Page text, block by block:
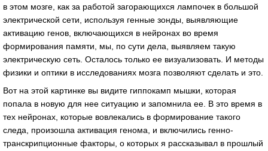
в этом мозге, как за работой загорающихся лампочек в большой
электрической сети, используя генные зонды, выявляющие
активацию генов, включающихся в нейронах во время
формирования памяти, мы, по сути дела, выявляем такую
электрическую сеть. Осталось только ее визуализовать. И методы
физики и оптики в исследованиях мозга позволяют сделать и это.
Вот на этой картинке вы видите гиппокамп мышки, которая
попала в новую для нее ситуацию и запомнила ее. В это время в
тех нейронах, которые вовлекались в формирование такого
следа, произошла активация генома, и включились генно-
транскрипционные факторы, о которых я рассказывал в прошлый